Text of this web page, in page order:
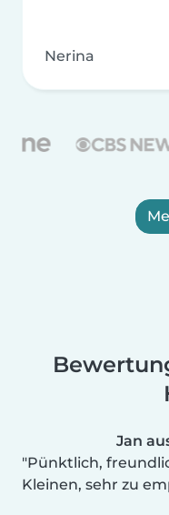
Nerina
Jan
Pünktlich,
Kleinen, sehr zu